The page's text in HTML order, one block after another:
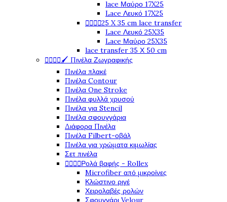
lace Μαύρο 17X25
Lace Λευκό 17X25
25 X 35 cm lace transfer
Lace Λευκό 25X35
Lace Μαύρο 25X35
lace transfer 35 Χ 50 cm
🖌️ Πινέλα Ζωγραφικής
Πινέλα πλακέ
Πινέλα Contour
Πινέλα One Stroke
Πινέλα φυλλά χρυσού
Πινέλα για Stencil
Πινέλα σφουγγάρια
Διάφορα Πινέλα
Πινέλα Filbert-οβάλ
Πινέλα για χρώματα κιμωλίας
Σετ πινέλα
Ρολά βαφής - Rollex
Microfiber από μικροίνες
Κλώστινο ριγέ
Χειρολαβές ρολών
Σφουγγάρι Velour